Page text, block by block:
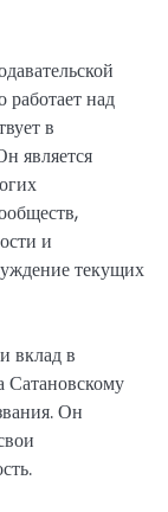
работает над
в
является
и
текущих
вклад в
Сатановскому
Он